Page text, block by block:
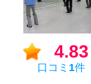
4.83
口コミ 1件